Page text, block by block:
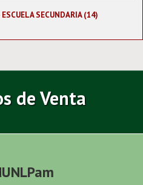
SECUNDARIA (14)
de Venta